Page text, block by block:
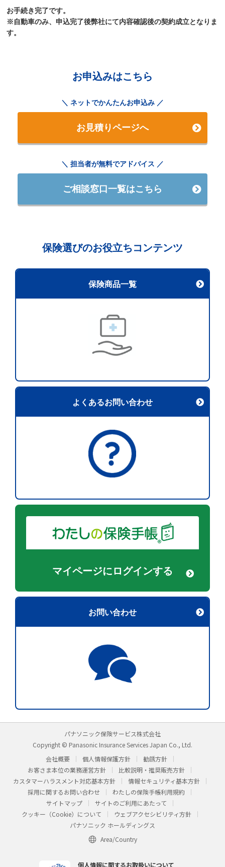
お手続き完了です。
※自動車のみ、申込完了後弊社にて内容確認後の契約成立となりま
す。
お申込みはこちら
ネットでかんたんお申込み
お見積りページへ
担当者が無料でアドバイス
ご相談窓口一覧はこちら
保険選びのお役立ちコンテンツ
保険商品一覧
よくあるお問い合わせ
マイページにログインする
お問い合わせ
パナソニック保険サービス株式会社
Copyright © Panasonic Insurance Services Japan Co., Ltd.
会社概要
個人情報保護方針
勧誘方針
お客さま本位の業務運営方針
比較説明・推奨販売方針
カスタマーハラスメント対応基本方針
情報セキュリティ基本方針
採用に関するお問い合わせ
わたしの保険手帳利用規約
サイトマップ
サイトのご利用にあたって
クッキー（Cookie）について
ウェブアクセシビリティ方針
パナソニック ホールディングス
Area/Country
個人情報に関するお取扱いについて